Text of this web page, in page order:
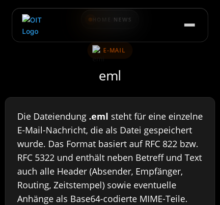
HOME NEWS
E-MAIL
eml
Die Dateiendung .eml steht für eine einzelne
E-Mail-Nachricht, die als Datei gespeichert
wurde. Das Format basiert auf RFC 822 bzw.
RFC 5322 und enthält neben Betreff und Text
auch alle Header (Absender, Empfänger,
Routing, Zeitstempel) sowie eventuelle
Anhänge als Base64-codierte MIME-Teile.